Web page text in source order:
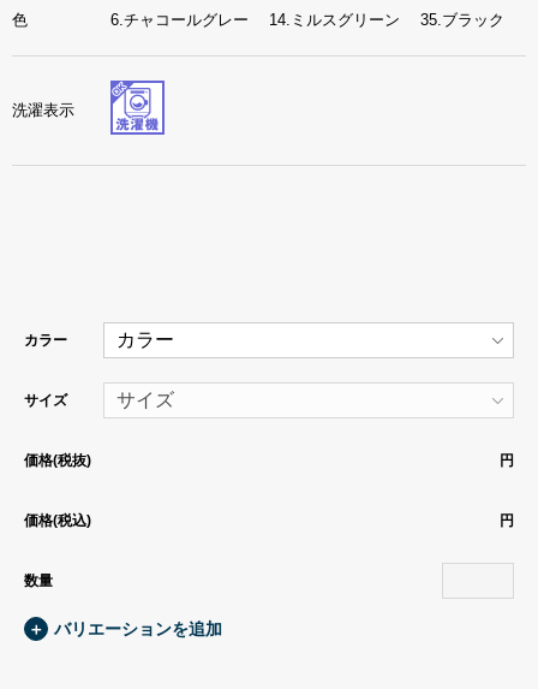
色 6.チャコールグレー 14.ミルスグリーン 35.ブラック
洗濯表示
カラー
サイズ
価格(税抜) 円
価格(税込) 円
数量
＋ バリエーションを追加